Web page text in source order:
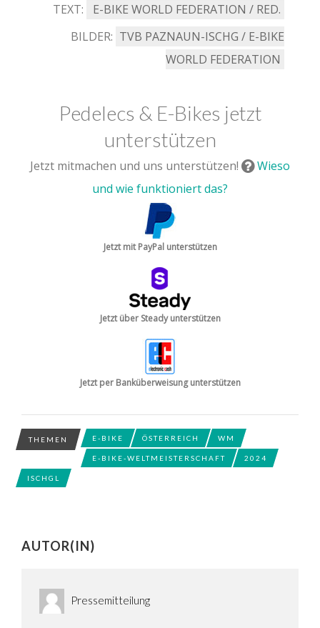
TEXT:
E-BIKE WORLD FEDERATION / RED.
BILDER: TVB PAZNAUN-ISCHG / E-BIKE
WORLD FEDERATION
Pedelecs & E-Bikes jetzt
unterstützen
Jetzt mitmachen und uns unterstützen!
Wieso
und wie funktioniert das?
Jetzt mit PayPal unterstützen
Jetzt über Steady unterstützen
Jetzt per Banküberweisung unterstützen
THEMEN E-BIKE ÖSTERREICH WM
E-BIKE-WELTMEISTERSCHAFT 2024
ISCHGL
AUTOR(IN)
Pressemitteilung